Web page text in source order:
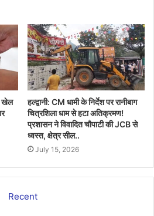
खेल
हल्द्वानी: CM धामी के निर्देश पर रानीबाग
चित्रशिला धाम से हटा अतिक्रमण!
प्रशासन ने विवादित चौपाटी की JCB से
ध्वस्त, क्षेत्र सील..
July 15, 2026
Recent